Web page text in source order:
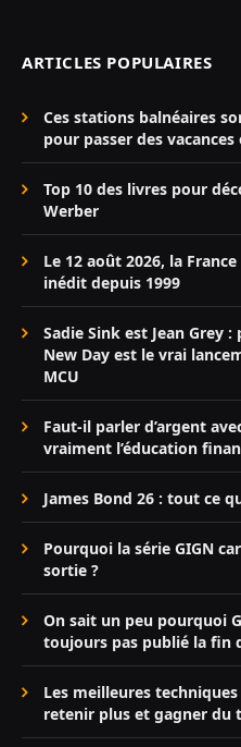
ARTICLES POPULAIRES
Ces stations balnéaires
pour passer des
Top 10 des livres pour
Werber
Le 12 août 2026, la
inédit depuis 1999
Sadie Sink est Jean Grey
New Day est le vrai
MCU
Faut-il parler d’argent
vraiment l’éducation
James Bond 26 : tout ce
Pourquoi la série GIGN
sortie ?
On sait un peu pourquoi
toujours pas publié la fin
Les meilleures
retenir plus et gagner du